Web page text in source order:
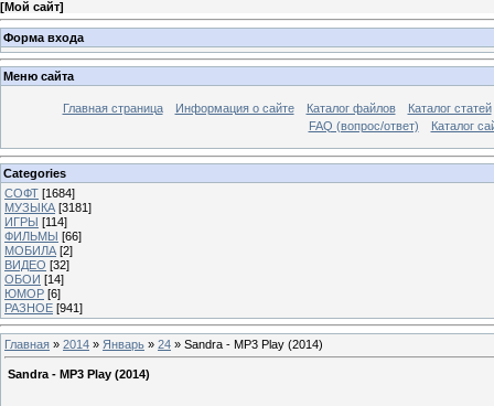
[Мой сайт]
Форма входа
Меню сайта
Главная страница Информация о сайте Каталог файлов
Каталог статей
FAQ (вопрос/ответ)
Каталог
Categories
СОФТ [1684]
МУЗЫКА [3181]
ИГРЫ [114]
ФИЛЬМЫ [66]
МОБИЛА [2]
ВИДЕО [32]
ОБОИ [14]
ЮМОР [6]
РАЗНОЕ [941]
Главная » 2014 » Январь » 24 » Sandra - MP3 Play (2014)
Sandra - MP3 Play (2014)